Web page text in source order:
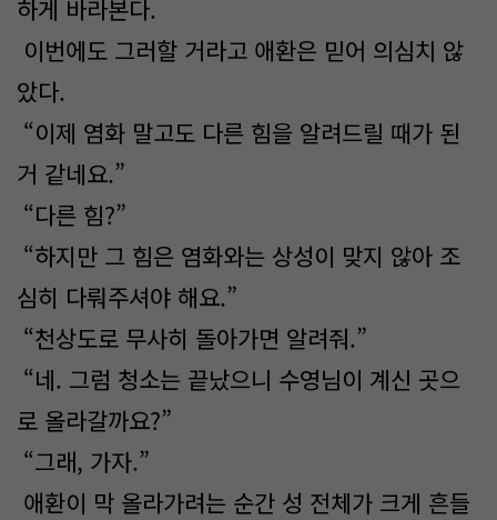
하게 바라본다.
이번에도 그러할 거라고 애환은 믿어 의심치 않
았다.
“이제 염화 말고도 다른 힘을 알려드릴 때가 된
거 같네요.”
“다른 힘?”
“하지만 그 힘은 염화와는 상성이 맞지 않아 조
심히 다뤄주셔야 해요.”
“천상도로 무사히 돌아가면 알려줘.”
“네. 그럼 청소는 끝났으니 수영님이 계신 곳으
로 올라갈까요?”
“그래, 가자.”
애환이 막 올라가려는 순간 성 전체가 크게 흔들